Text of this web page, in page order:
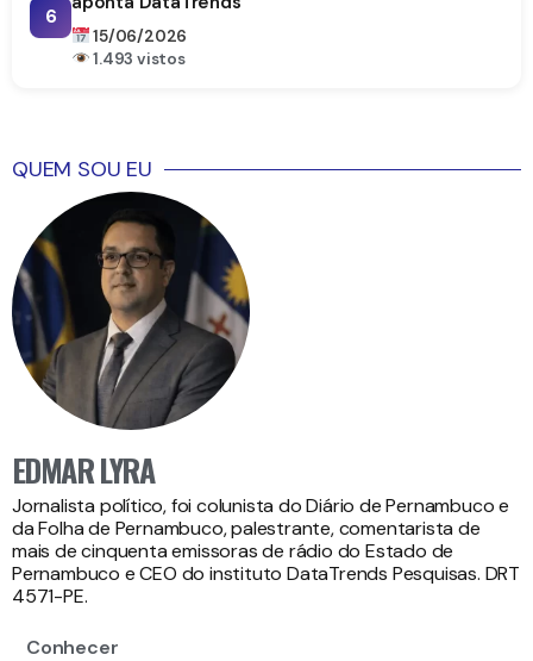
6
15/06/2026
1.493 vistos
QUEM SOU EU
EDMAR LYRA
Jornalista político, foi colunista do Diário de Pernambuco e
da Folha de Pernambuco, palestrante, comentarista de
mais de cinquenta emissoras de rádio do Estado de
Pernambuco e CEO do instituto DataTrends Pesquisas. DRT
4571-PE.
Conhecer